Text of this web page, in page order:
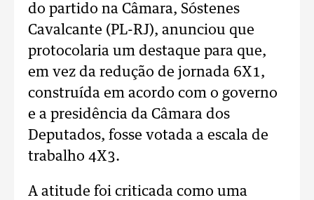
do partido na Câmara, Sóstenes
Cavalcante (PL-RJ), anunciou que
protocolaria um destaque para que,
em vez da redução de jornada 6X1,
construída em acordo com o governo
e a presidência da Câmara dos
Deputados, fosse votada a escala de
trabalho 4X3.
A atitude foi criticada como uma